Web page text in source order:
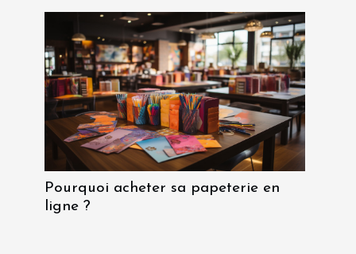
Pourquoi acheter sa papeterie en
ligne ?